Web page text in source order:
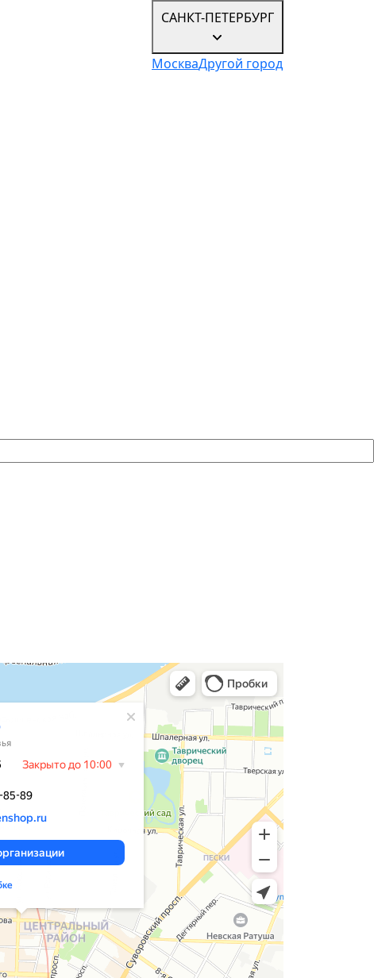
САНКТ-ПЕТЕРБУРГ
МоскваДругой город